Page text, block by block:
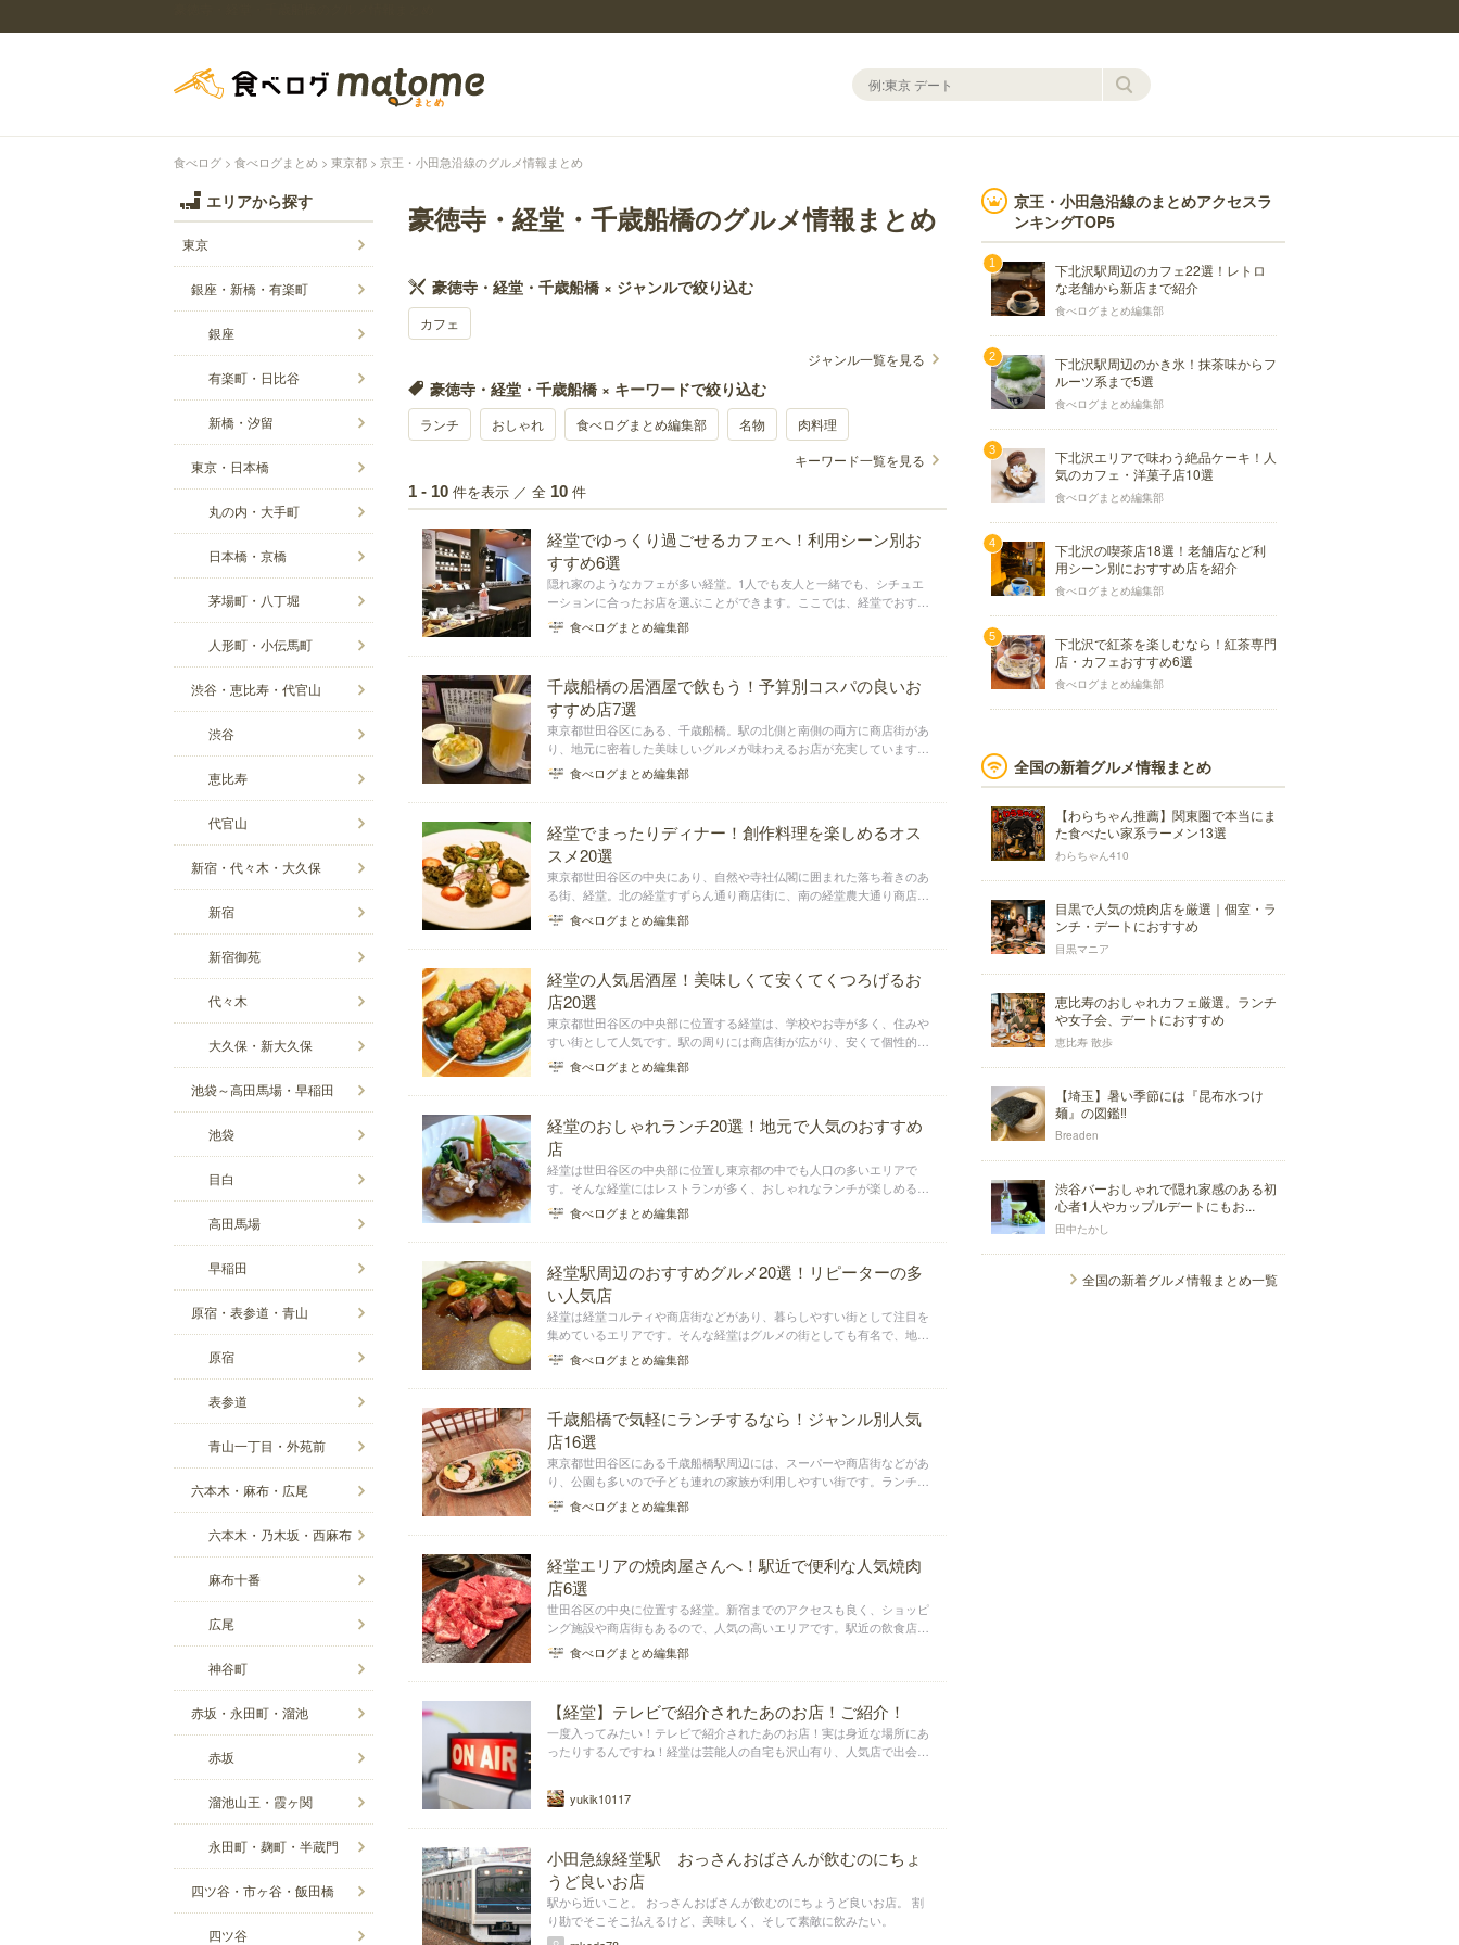
食べログ 食べログまとめ 東京都 京王・小田急沿線のグルメ情報まとめ
エリアから探す
東京
銀座・新橋・有楽町
銀座
有楽町・日比谷
新橋・汐留
東京・日本橋
丸の内・大手町
日本橋・京橋
茅場町・八丁堀
人形町・小伝馬町
渋谷・恵比寿・代官山
渋谷
恵比寿
代官山
新宿・代々木・大久保
新宿
新宿御苑
代々木
大久保・新大久保
池袋～高田馬場・早稲田
池袋
目白
高田馬場
早稲田
原宿・表参道・青山
原宿
表参道
青山一丁目・外苑前
六本木・麻布・広尾
六本木・乃木坂・西麻布
麻布十番
広尾
神谷町
赤坂・永田町・溜池
赤坂
溜池山王・霞ヶ関
永田町・麹町・半蔵門
四ツ谷・市ヶ谷・飯田橋
四ツ谷
豪徳寺・経堂・千歳船橋のグルメ情報まとめ
豪徳寺・経堂・千歳船橋 × ジャンルで絞り込む
カフェ
ジャンル一覧を見る
豪徳寺・経堂・千歳船橋 × キーワードで絞り込む
ランチ おしゃれ 食べログまとめ編集部 名物
肉料理
キーワード一覧を見る
1 - 10 件を表示 ／ 全 10 件
経堂でゆっくり過ごせるカフェへ！利用シーン別お
すすめ6選
隠れ家のようなカフェが多い経堂。1人でも友人と一緒でも、シチュエ
ーションに合ったお店を選ぶことができます。ここでは、経堂でおすす
めのカフェを厳選してまとめました。訪れるお店選びの参考にしてみて
ください。
食べログまとめ編集部
千歳船橋の居酒屋で飲もう！予算別コスパの良いお
すすめ店7選
東京都世田谷区にある、千歳船橋。駅の北側と南側の両方に商店街があ
り、地元に密着した美味しいグルメが味わえるお店が充実しています。
今回は友人と一緒に訪れたいコスパの良い居酒屋をご紹介！予算3,000
円以内と5,000円以内に分けてまとめました。
食べログまとめ編集部
経堂でまったりディナー！創作料理を楽しめるオス
スメ20選
東京都世田谷区の中央にあり、自然や寺社仏閣に囲まれた落ち着きのあ
る街、経堂。北の経堂すずらん通り商店街に、南の経堂農大通り商店街
と、駅を挟んで栄える街には、飲食店も多く、まったりディナーを楽し
めるそうです。今回は、ジャンルを問わず、美味しい創作料理が味わえ
るオススメのお店を...
食べログまとめ編集部
経堂の人気居酒屋！美味しくて安くてくつろげるお
店20選
東京都世田谷区の中央部に位置する経堂は、学校やお寺が多く、住みや
すい街として人気です。駅の周りには商店街が広がり、安くて個性的な
居酒屋さんも多いよう。今回は経堂にある、美味しいお酒が味わえる居
酒屋さんをまとめました。お肉・魚など料理のジャンル別にご紹介しま
す。
食べログまとめ編集部
経堂のおしゃれランチ20選！地元で人気のおすすめ
店
経堂は世田谷区の中央部に位置し東京都の中でも人口の多いエリアで
す。そんな経堂にはレストランが多く、おしゃれなランチが楽しめるお
店が揃っています。そこで今回は和食、カフェ・洋食、アジア・エスニ
ック、その他に分けて経堂駅周辺のおすすめランチをまとめました。
食べログまとめ編集部
経堂駅周辺のおすすめグルメ20選！リピーターの多
い人気店
経堂は経堂コルティや商店街などがあり、暮らしやすい街として注目を
集めているエリアです。そんな経堂はグルメの街としても有名で、地元
で人気のレストランが揃っています。そこで今回は和食、洋食、中華、
アジア・エスニックなどグルメジャンル別に分けて経堂でおすすめのグ
ルメをピックアップ...
食べログまとめ編集部
千歳船橋で気軽にランチするなら！ジャンル別人気
店16選
東京都世田谷区にある千歳船橋駅周辺には、スーパーや商店街などがあ
り、公園も多いので子ども連れの家族が利用しやすい街です。ランチが
楽しめるお店も個人経営店から、チェーンの飲食店まで色々なお店が揃
っています。今回は、千歳船橋駅周辺にあるランチの美味しいお店をジ
ャンル別にまとめました。
食べログまとめ編集部
経堂エリアの焼肉屋さんへ！駅近で便利な人気焼肉
店6選
世田谷区の中央に位置する経堂。新宿までのアクセスも良く、ショッピ
ング施設や商店街もあるので、人気の高いエリアです。駅近の飲食店が
充実していますが、友達と集まって食事に行くなら、断然焼肉がおすす
め。そこで今回は、経堂駅周辺で人気の焼肉屋さんを、エリアごとにま
とめました。
食べログまとめ編集部
【経堂】テレビで紹介されたあのお店！ご紹介！
一度入ってみたい！テレビで紹介されたあのお店！実は身近な場所にあ
ったりするんですね！経堂は芸能人の自宅も沢山有り、人気店で出会え
yukik10117
小田急線経堂駅 おっさんおばさんが飲むのにちょ
うど良いお店
駅から近いこと。 おっさんおばさんが飲むのにちょうど良いお店。 割
り勘でそこそこ払えるけど、美味しく、そして素敵に飲みたい。
京王・小田急沿線のまとめアクセスラ
ンキングTOP5
下北沢駅周辺のカフェ22選！レトロ
な老舗から新店まで紹介
食べログまとめ編集部
下北沢駅周辺のかき氷！抹茶味からフ
ルーツ系まで5選
食べログまとめ編集部
下北沢エリアで味わう絶品ケーキ！人
気のカフェ・洋菓子店10選
食べログまとめ編集部
下北沢の喫茶店18選！老舗店など利
用シーン別におすすめ店を紹介
食べログまとめ編集部
下北沢で紅茶を楽しむなら！紅茶専門
店・カフェおすすめ6選
食べログまとめ編集部
全国の新着グルメ情報まとめ
【わらちゃん推薦】関東圏で本当にま
た食べたい家系ラーメン13選
わらちゃん410
目黒で人気の焼肉店を厳選｜個室・ラ
ンチ・デートにおすすめ
目黒マニア
恵比寿のおしゃれカフェ厳選。ランチ
や女子会、デートにおすすめ
恵比寿 散歩
【埼玉】暑い季節には『昆布水つけ
麺』の図鑑‼
Breaden
渋谷バーおしゃれで隠れ家感のある初
心者1人やカップルデートにもお...
田中たかし
全国の新着グルメ情報まとめ一覧